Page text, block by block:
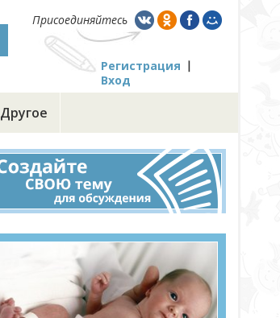
Присоединяйтесь
Регистрация
Вход
Другое